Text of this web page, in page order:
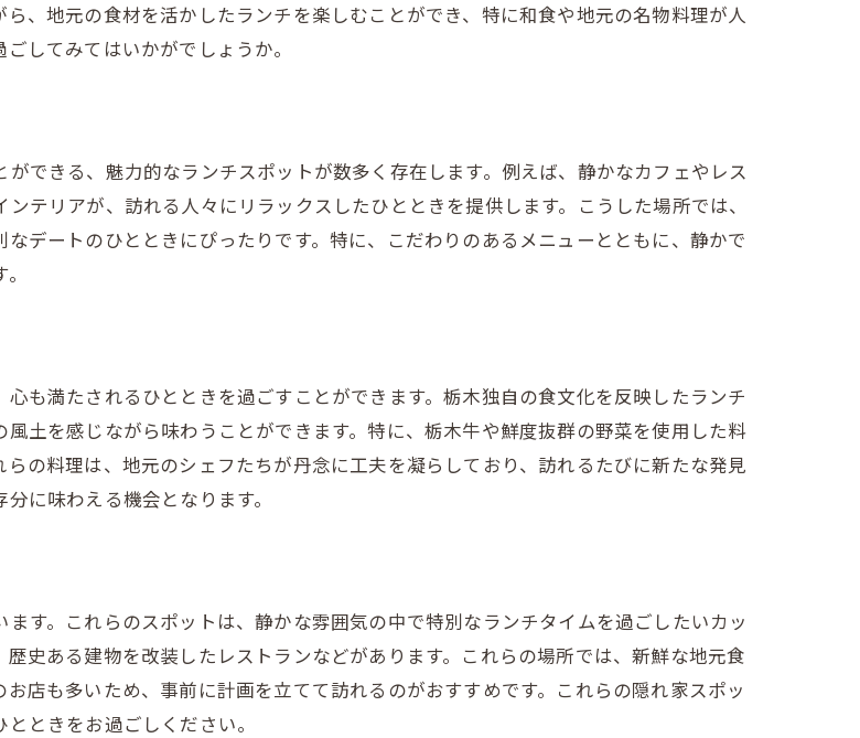
感じるランチスポット
の中で楽しむランチタイム
てなしが魅力のレストラン
わしい落ち着いた空間
うのにぴったりなランチ場所
った創作料理で感動を
で味わう栃木の地元食材を使ったランチ
ュなカフェで楽しむ地元の味
するランチメニュー
るカフェでの特別なランチ
り！栃木の美味しいランチで心もお腹も満たす
美味しいランチの数々
、地元の食材を活かしたランチを楽しむことができ、特に和食や地元の名物料理が人
してみてはいかがでしょうか。
できる、魅力的なランチスポットが数多く存在します。例えば、静かなカフェやレス
テリアが、訪れる人々にリラックスしたひとときを提供します。こうした場所では、
デートのひとときにぴったりです。特に、こだわりのあるメニューとともに、静かで
も満たされるひとときを過ごすことができます。栃木独自の食文化を反映したランチ
土を感じながら味わうことができます。特に、栃木牛や鮮度抜群の野菜を使用した料
の料理は、地元のシェフたちが丹念に工夫を凝らしており、訪れるたびに新たな発見
に味わえる機会となります。
す。これらのスポットは、静かな雰囲気の中で特別なランチタイムを過ごしたいカッ
史ある建物を改装したレストランなどがあります。これらの場所では、新鮮な地元食
店も多いため、事前に計画を立てて訪れるのがおすすめです。これらの隠れ家スポッ
ときをお過ごしください。